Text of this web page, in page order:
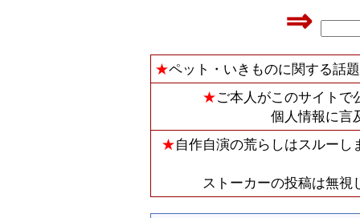
⇒
★ペット・いきものに関する話
★ご本人がこのサイトで
個人情報に言
★自作自演の荒らしはスルー
ストーカーの投稿は無視